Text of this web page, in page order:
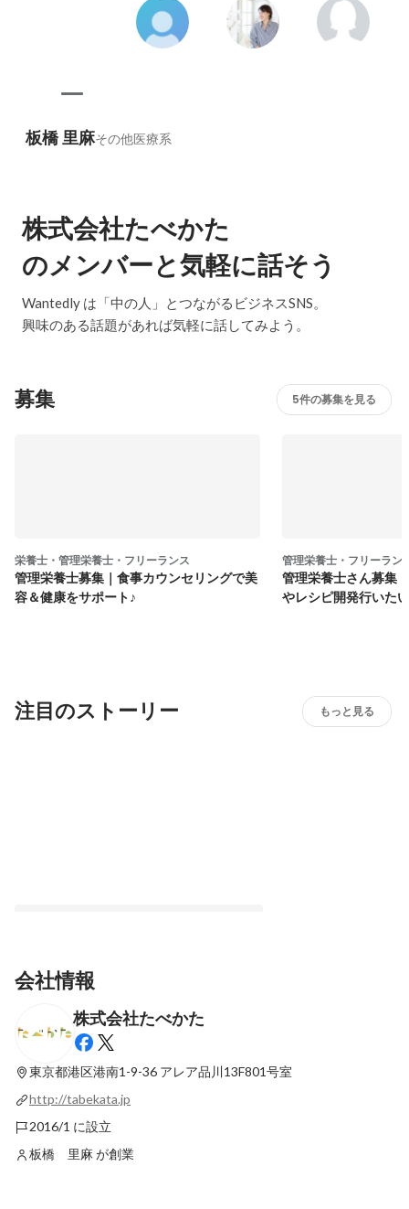
板橋 里麻その他医療系
株式会社たべかた
のメンバーと気軽に話そう
Wantedly は「中の人」とつながるビジネスSNS。
興味のある話題があれば気軽に話してみよう。
募集 5件の募集を見る
栄養士・管理栄養士・フリーランス
管理栄養士募集｜食事カウンセリングで美
容＆健康をサポート♪
管理栄養士・フリーラン
管理栄養士さん募集
やレシピ開発行いた
注目のストーリー もっと見る
わたしたちのMISSION、VISION！
最新順で表示
会社情報
株式会社たべかた
東京都港区港南1-9-36 アレア品川13F801号室
http://tabekata.jp
2016/1 に設立
板橋 里麻 が創業